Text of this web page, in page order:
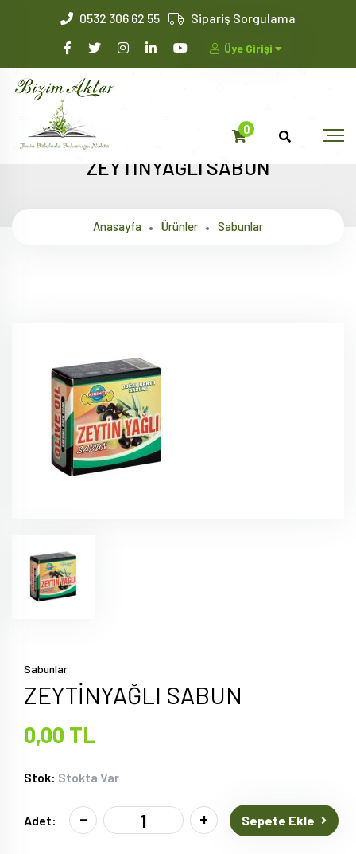
0532 306 62 55 Sipariş Sorgulama
Üye Girişi
0
ZEYTİNYAĞLI SABUN
Anasayfa Ürünler Sabunlar
Sabunlar
ZEYTİNYAĞLI SABUN
0,00 TL
Stok: Stokta Var
Adet: - + Sepete Ekle